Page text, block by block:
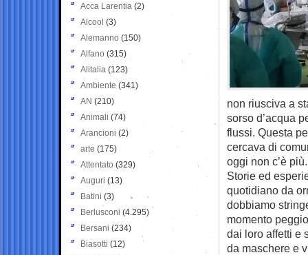
non riusciva a
sorso d’acqua
flussi. Questa
cercava di
oggi non c’è più.
Storie ed
quotidiano da
dobbiamo
momento
dai loro affetti e
da maschere e
Acca Larentia (2)
Alcool (3)
Alemanno (150)
Alfano (315)
Alitalia (123)
Ambiente (341)
AN (210)
Animali (74)
Arancioni (2)
arte (175)
Attentato (329)
Auguri (13)
Batini (3)
Berlusconi (4.295)
Bersani (234)
Biasotti (12)